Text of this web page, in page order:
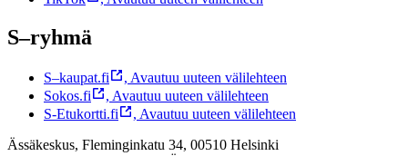
S–ryhmä
S–kaupat.fi , Avautuu uuteen välilehteen
Sokos.fi
, Avautuu uuteen välilehteen
S-Etukortti.fi
, Avautuu uuteen välilehteen
Ässäkeskus, Fleminginkatu 34, 00510 Helsinki